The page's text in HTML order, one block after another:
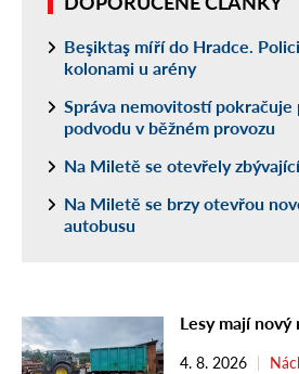
Beşiktaş míří do Hradce.
kolonami u arény
Správa nemovitostí pokračuje
podvodu v běžném provozu
Na Miletě se otevřely
Na Miletě se brzy otevřou
autobusu
Lesy mají
4. 8. 2026